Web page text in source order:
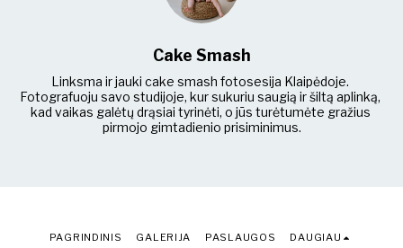
Cake Smash
Linksma ir jauki cake smash fotosesija Klaipėdoje.
Fotografuoju savo studijoje, kur sukuriu saugią ir šiltą aplinką,
kad vaikas galėtų drąsiai tyrinėti, o jūs turėtumėte gražius
pirmojo gimtadienio prisiminimus.
PAGRINDINIS GALERIJA PASLAUGOS DAUGIAU